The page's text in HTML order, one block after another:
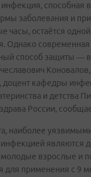
способная
заболевания и
часы, остаётся
Однако
способ защиты —
доцент кафедры
и детства
России,
наиболее
являются
молодые взрослые и
для применения с 9